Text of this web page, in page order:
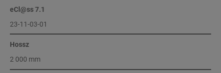
eCl@ss 7.1
23-11-03-01
Hossz
2 000 mm